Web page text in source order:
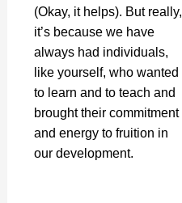
(Okay, it helps). But really,
it’s because we have
always had individuals,
like yourself, who wanted
to learn and to teach and
brought their commitment
and energy to fruition in
our development.